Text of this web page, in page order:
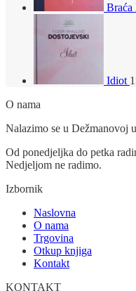
Braća
Idiot
O nama
Nalazimo se u Dežmanovoj
Od ponedjeljka do petka
Nedjeljom ne radimo.
Izbornik
Naslovna
O nama
Trgovina
Otkup knjiga
Kontakt
KONTAKT